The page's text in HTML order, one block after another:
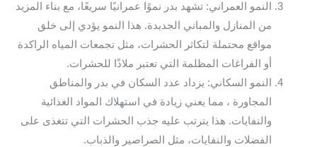
النمو العمراني: تشهد بدر نموًا عمرانيًا سريعًا، مع بناء المزيد
من المنازل والمباني الجديدة. هذا النمو يؤدي إلى خلق
مواقع محتملة لتكاثر الحشرات، مثل تجمعات المياه الراكدة
أو الفراغات المظلمة التي تعتبر ملاذًا للحشرات.
النمو السكاني: يزداد عدد السكان في بدر والمناطق
المجاورة ، مما يعني زيادة في استهلاك المواد الغذائية
والنفايات. هذا يترتب عليه جذب الحشرات التي تتغذى على
الفضلات والنفايات، مثل الصراصير والذباب.